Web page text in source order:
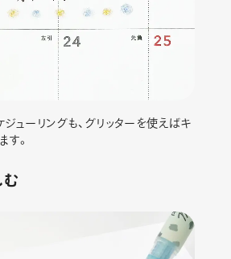
ューリングも、グリッターを使えばキ
す。
む